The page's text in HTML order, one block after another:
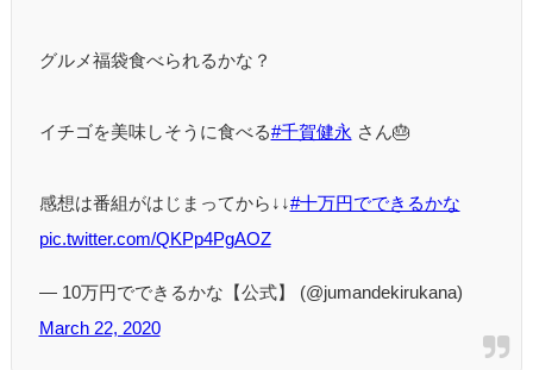
グルメ福袋食べられるかな？
イチゴを美味しそうに食べる#千賀健永 さん🎂
感想は番組がはじまってから↓↓#十万円でできるかな
pic.twitter.com/QKPp4PgAOZ
— 10万円でできるかな【公式】 (@jumandekirukana)
March 22, 2020